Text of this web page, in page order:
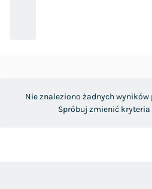
Nie znaleziono żadnych
Spróbuj zmienić kryteria